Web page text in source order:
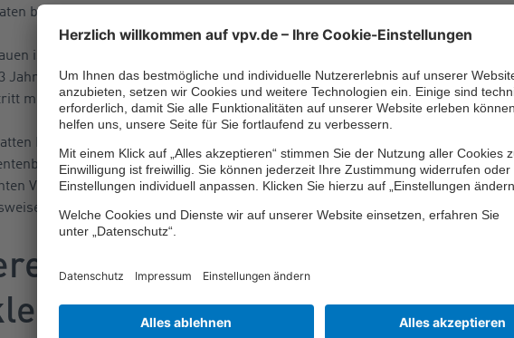
bei den Männern keine tendenzielle Steigerung der Versicherungszeiten auf.
ist hingegen eindeutig ein Anstieg festzustellen. Seit 2006, damals hatten
Jahre Versicherungszeiten vorzuweisen, erhöhte sich der Wert fast jedes Jahr.
mit 37,3 Jahren die bisher meisten Versicherungszeiten im Vergleich zu den
Frauen letztes Jahr immer noch um fast zehn Prozent und damit 4,1 Jahre
erzielt als Männer. Allerdings betrug im Jahr 2013 der
Versicherungszeiten noch fast 26 Prozent beziehungsweise 10,6 Jahre und
14,0 Jahre.
bei der Rentenhöhe der
sich